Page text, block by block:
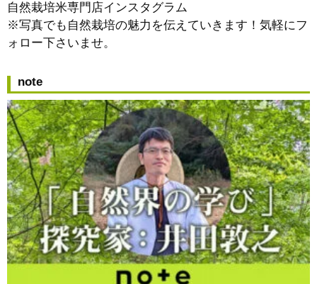
自然栽培米専門店インスタグラム
※写真でも自然栽培の魅力を伝えていきます！気軽にフ
ォロー下さいませ。
note